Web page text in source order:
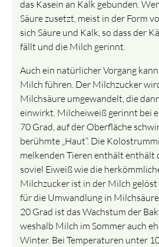
das Kasein an Kalk gebunden.
Säure zusetzt, meist in der Form
sich Säure und Kalk, so dass der
fällt und die Milch gerinnt.
Auch ein natürlicher Vorgang
Milch führen. Der Milchzucker
Milchsäure umgewandelt, die
einwirkt. Milcheiweiß gerinnt bei
70 Grad, auf der Oberfläche
berühmte „Haut“. Die
melkenden Tieren enthält enthält
soviel Eiweiß wie die
Milchzucker ist in der Milch
für die Umwandlung in
20 Grad ist das Wachstum der
weshalb Milch im Sommer auch
Winter. Bei Temperaturen unter